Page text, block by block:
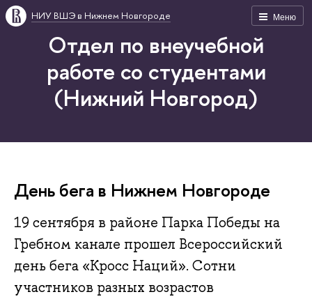
Меню
НИУ ВШЭ в Нижнем Новгороде
Отдел по внеучебной
работе со студентами
(Нижний Новгород)
День бега в Нижнем Новгороде
19 сентября в районе Парка Победы на
Гребном канале прошел Всероссийский
день бега «Кросс Наций». Сотни
участников разных возрастов